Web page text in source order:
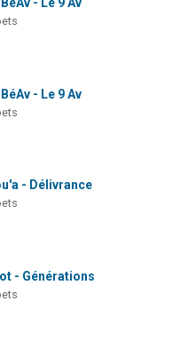
- Le 9 Av
- Délivrance
- Générations